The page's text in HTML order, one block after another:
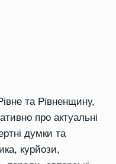
та Рівненщину,
про актуальні
думки та
курйози,